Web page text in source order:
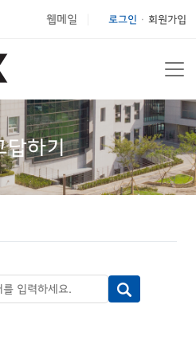
웹메일 로그인 회원가입
답하기